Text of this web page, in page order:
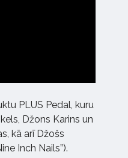
PLUS Pedal, kuru
Džons Karins un
kā arī Džošs
Inch Nails”).